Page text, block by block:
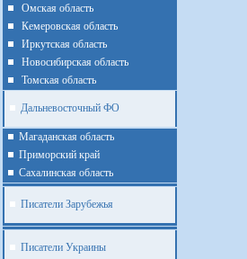
Омская область
Кемеровская область
Иркутская область
Новосибирская область
Томская область
Дальневосточный ФО
Магаданская область
Приморский край
Cахалинская область
Писатели Зарубежья
Писатели Украины